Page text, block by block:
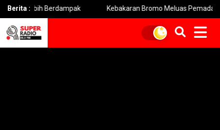
Berita :
Berdampak Kebakaran Bromo Meluas Pemadaman